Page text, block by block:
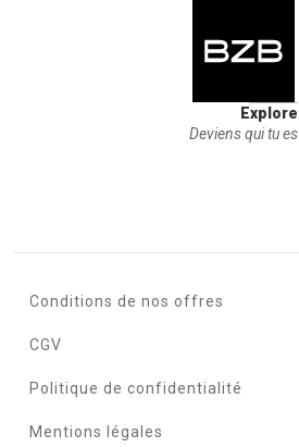
Explore
Deviens qui tu es
Conditions de nos offres
CGV
Politique de confidentialité
Mentions légales